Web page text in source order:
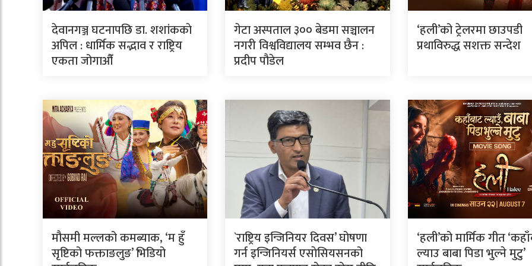
देवानगञ्ज घटनापछि डा. शशांककाे
अपिल : धार्मिक सद्भाव र राष्ट्रिय
एकता जोगाऔँ
गेटा अस्पताल ३०० बेडमा सञ्चालन
नगरी विश्वविद्यालय सम्भव छैन :
प्रदीप पौडेल
‘हली’को ट्रेलरमा छाउपडी
प्रथाविरुद्ध सशक्त सन्देश
मौसमी मल्लको कमब्याक, ‘म हुँ
सृष्टिको फक्ताङलुङ’ भिडियो
`राष्ट्रिय इन्जिनियर दिवस’ घोषणा
गर्न इन्जिनियर्स एसाेसियसनको
‘हली’को मार्मिक गीत
ल्याउ बाबा पिडा भुल्ने मुटु’